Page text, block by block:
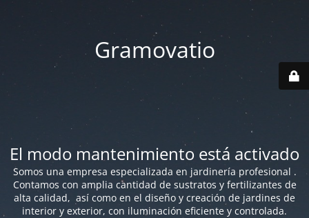
Gramovatio
El modo mantenimiento está activado
Somos una empresa especializada en jardinería profesional .
Contamos con amplia cantidad de sustratos y fertilizantes de
alta calidad, así como en el diseño y creación de jardines de
interior y exterior, con iluminación eficiente y controlada.